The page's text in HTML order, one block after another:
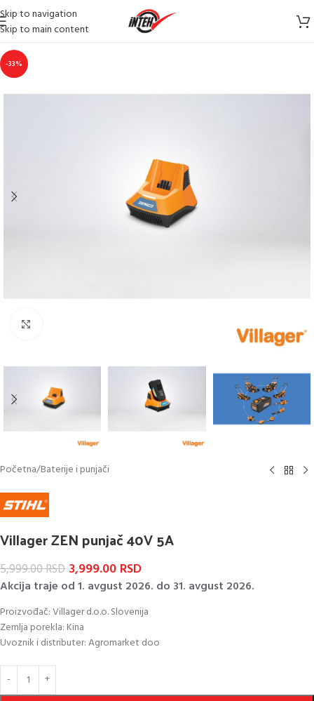
Skip to navigation
Skip to main content
-33%
Početna/Baterije i punjači
Villager ZEN punjač 40V 5A
5,999.00RSD 3,999.00 RSD
Akcija traje od 1. avgust 2026. do 31. avgust 2026.
Proizvođač: Villager d.o.o. Slovenija
Zemlja porekla: Kina
Uvoznik i distributer: Agromarket doo